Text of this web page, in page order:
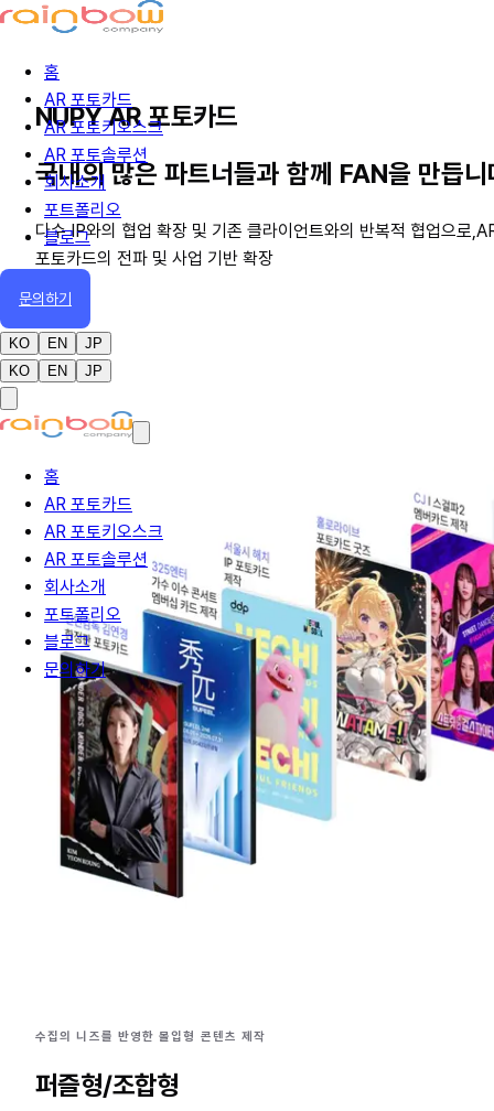
홈
AR 포토카드
AR 포토키오스크
AR 포토솔루션
회사소개
포트폴리오
블로그
문의하기
KO EN
JP
KO
EN JP
홈
AR 포토카드
AR 포토키오스크
AR 포토솔루션
회사소개
포트폴리오
블로그
문의하기
NUPY AR 포토카드
국내의 많은 파트너들과 함께 FAN을 만듭니
다수 IP와의 협업 확장 및 기존 클라이언트와의 반복적 협업으로
포토카드의 전파 및 사업 기반 확장
수집의 니즈를 반영한 몰입형 콘텐츠 제작
퍼즐형/조합형